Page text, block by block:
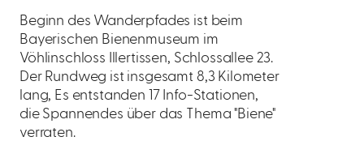
Beginn des Wanderpfades ist beim
Bayerischen Bienenmuseum im
Vöhlinschloss Illertissen, Schlossallee 23.
Der Rundweg ist insgesamt 8,3 Kilometer
lang, Es entstanden 17 Info-Stationen,
die Spannendes über das Thema "Biene"
verraten.